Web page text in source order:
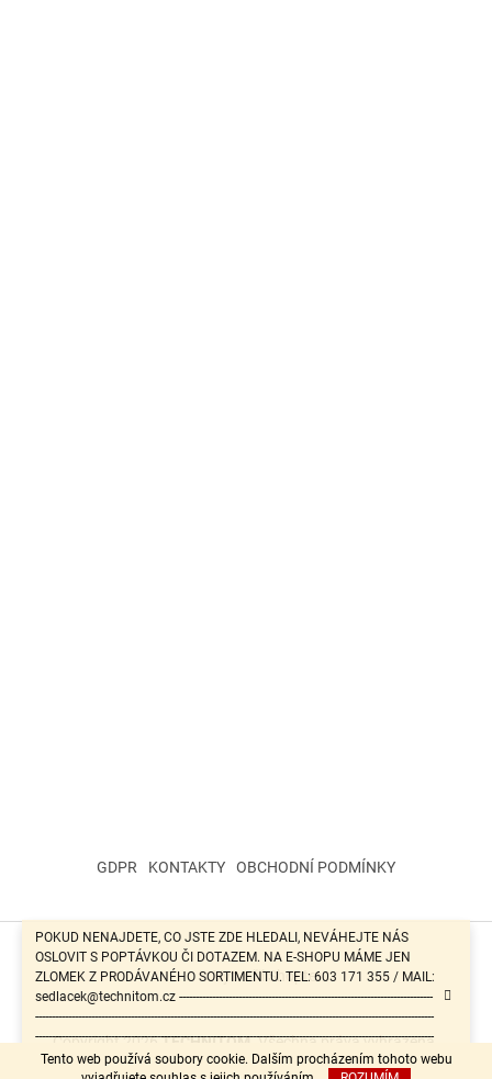
Tento web používá soubory cookie. Dalším procházením tohoto webu
POKUD NENAJDETE, CO JSTE ZDE HLEDALI, NEVÁHEJTE NÁS
OSLOVIT S POPTÁVKOU ČI DOTAZEM. NA E-SHOPU MÁME JEN
ZLOMEK Z PRODÁVANÉHO SORTIMENTU. TEL: 603 171 355 / MAIL:
sedlacek@technitom.cz -----------------------------------------------------------------------------
-------------------------------------------------------------------------------------------------------------------------
-------------------------------------------------------------------------------------------------------------------------
-------------------------------------------------------
GDPR KONTAKTY OBCHODNÍ PODMÍNKY
Vytvořil Shoptet
Copyright 2026TECHNITOM. Všechna práva vyhrazena.